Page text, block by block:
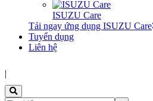
ISUZU Care
Tải ngay ứng dụng ISUZU Care
Tuyển dụng
Liên hệ
|